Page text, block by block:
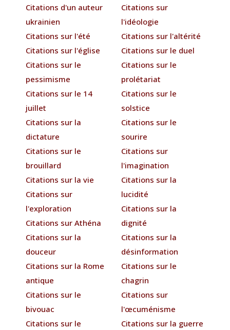
Citations d'un auteur
ukrainien
Citations sur l'été
Citations sur l'église
Citations sur le
pessimisme
Citations sur le 14
juillet
Citations sur la
dictature
Citations sur le
brouillard
Citations sur la vie
Citations sur
l'exploration
Citations sur Athéna
Citations sur la
douceur
Citations sur la Rome
antique
Citations sur le
bivouac
Citations sur le
Citations sur
l'idéologie
Citations sur l'altérité
Citations sur le duel
Citations sur le
prolétariat
Citations sur le
solstice
Citations sur le
sourire
Citations sur
l'imagination
Citations sur la
lucidité
Citations sur la
dignité
Citations sur la
désinformation
Citations sur le
chagrin
Citations sur
l'œcuménisme
Citations sur la guerre